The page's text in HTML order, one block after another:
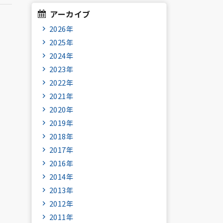
アーカイブ
2026年
2025年
2024年
2023年
2022年
2021年
2020年
2019年
2018年
2017年
2016年
2014年
2013年
2012年
2011年